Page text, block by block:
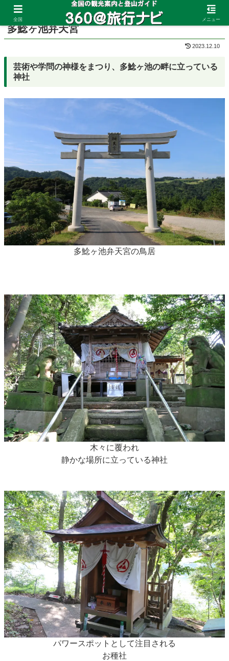
ホーム 鳥取県 鳥取砂丘
多鯰ヶ池弁天宮
2023.12.10
芸術や学問の神様をまつり、多鯰ヶ池の畔に立っている
神社
多鯰ヶ池弁天宮の鳥居
木々に覆われ
静かな場所に立っている神社
パワースポットとして注目される
お種社
全国 メニュー